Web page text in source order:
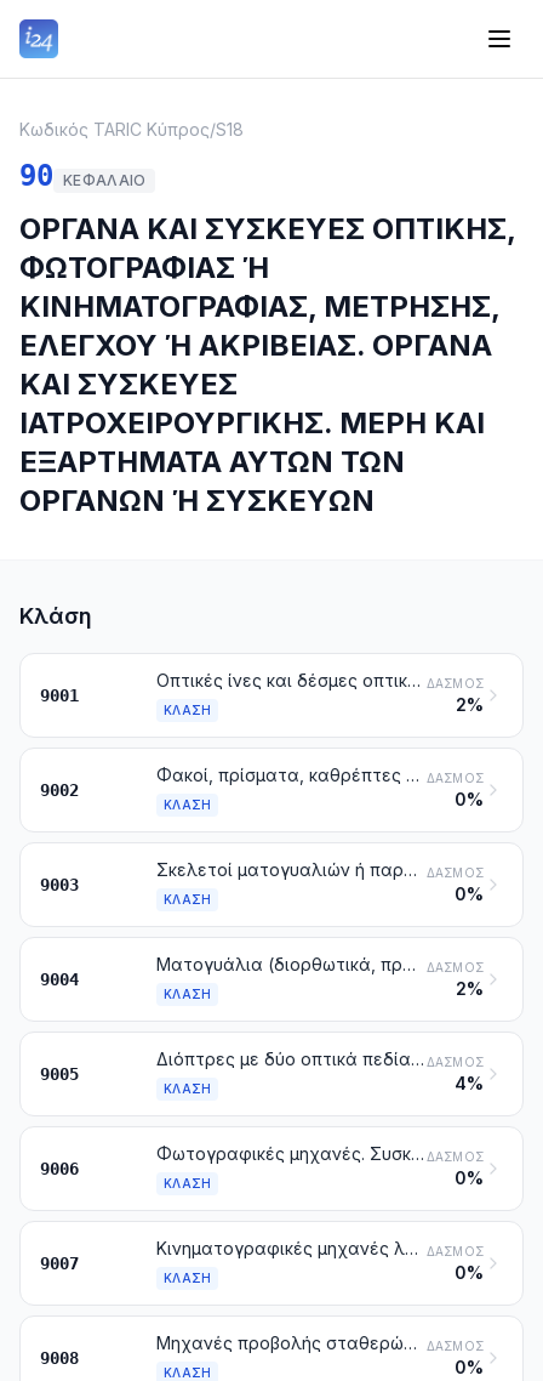
Κωδικός TARIC Κύπρος/S18
90 ΚΕΦΆΛΑΙΟ
ΟΡΓΑΝΑ ΚΑΙ ΣΥΣΚΕΥΕΣ ΟΠΤΙΚΗΣ,
ΦΩΤΟΓΡΑΦΙΑΣ Ή
ΚΙΝΗΜΑΤΟΓΡΑΦΙΑΣ, ΜΕΤΡΗΣΗΣ,
ΕΛΕΓΧΟΥ Ή ΑΚΡΙΒΕΙΑΣ. ΟΡΓΑΝΑ
ΚΑΙ ΣΥΣΚΕΥΕΣ
ΙΑΤΡΟΧΕΙΡΟΥΡΓΙΚΗΣ. ΜΕΡΗ ΚΑΙ
ΕΞΑΡΤΗΜΑΤΑ ΑΥΤΩΝ ΤΩΝ
ΟΡΓΑΝΩΝ Ή ΣΥΣΚΕΥΩΝ
Κλάση
9001
Οπτικές ίνες και δέσμες οπτικών ινών. Καλώδια από οπτικές ίνες άλλα από εκείνα της κλάσης 8544. Ύλες πόλωσης σε φύλλα ή πλάκες. Φακοί (στους οποίους περιλαμβάνονται και οι φακοί επαφής), πρίσματα, καθρέπτες και άλλα στοιχεία οπτικής από κάθε ύλη, μη συναρμολογημένα, άλλα από εκείνα από γυαλί που δεν είναι οπτικά κατεργασμένο
ΚΛΆΣΗ
ΔΑΣΜΌΣ
2%
9002
Φακοί, πρίσματα, καθρέπτες και άλλα στοιχεία οπτικής από κάθε ύλη, συναρμολογημένα, για όργανα ή συσκευές, άλλα από εκείνα από γυαλί, που δεν είναι κατεργασμένα οπτικά
ΚΛΆΣΗ
ΔΑΣΜΌΣ
0%
9003
Σκελετοί ματογυαλιών ή παρόμοιων ειδών, και τα μέρη τους
ΚΛΆΣΗ
ΔΑΣΜΌΣ
0%
9004
Ματογυάλια (διορθωτικά, προστατευτικά ή άλλα) και παρόμοια είδη
ΚΛΆΣΗ
ΔΑΣΜΌΣ
2%
9005
Διόπτρες με δύο οπτικά πεδία, διόπτρες με ένα οπτικό πεδίο, αστρονομικές διόπτρες, τηλεσκόπια οπτικά, και οι βάσεις τους. Άλλα όργανα αστρονομίας και οι βάσεις τους, με εξαίρεση τις συσκευές ραδιοαστρονομίας
ΚΛΆΣΗ
ΔΑΣΜΌΣ
4%
9006
Φωτογραφικές μηχανές. Συσκευές και διατάξεις, στις οποίες περιλαμβάνονται και οι λαμπτήρες και σωλήνες, για την παραγωγή αστραπιαίου φωτός (φλας) κατά τη φωτογράφηση, με εξαίρεση τους λαμπτήρες και σωλήνες εκκένωσης της κλάσης 8539
ΚΛΆΣΗ
ΔΑΣΜΌΣ
0%
9007
Κινηματογραφικές μηχανές λήψης και προβολής, έστω και με ενσωματωμένες συσκευές εγγραφής ή αναπαραγωγής του ήχου
ΚΛΆΣΗ
ΔΑΣΜΌΣ
0%
9008
Μηχανές προβολής σταθερών εικόνων. Φωτογραφικές μηχανές μεγέθυνσης ή σμίκρυνσης
ΚΛΆΣΗ
ΔΑΣΜΌΣ
0%